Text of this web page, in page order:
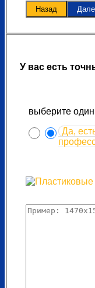
Назад
У вас есть
выберите
Да,